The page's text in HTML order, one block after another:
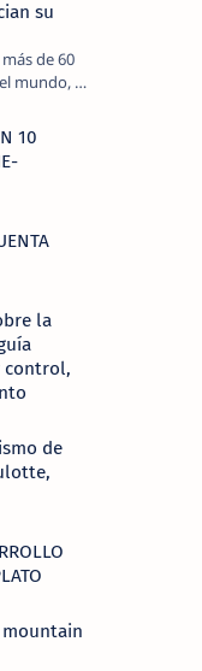
su
de 60
mundo, y
GPS
su
10
la
control,
de
mountain